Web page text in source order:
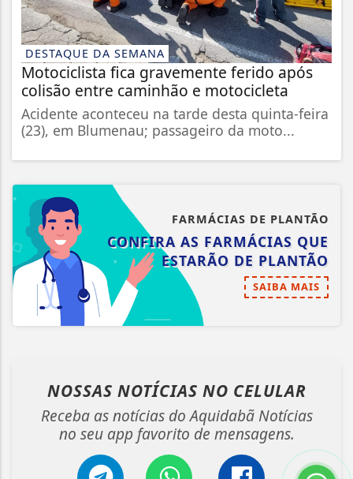
DESTAQUE DA SEMANA
Motociclista fica gravemente ferido após
colisão entre caminhão e motocicleta
Acidente aconteceu na tarde desta quinta-feira
(23), em Blumenau; passageiro da moto...
FARMÁCIAS DE PLANTÃO
CONFIRA AS FARMÁCIAS QUE
ESTARÃO DE PLANTÃO
SAIBA MAIS
NOSSAS NOTÍCIAS NO CELULAR
Receba as notícias do Aquidabã Notícias
no seu app favorito de mensagens.